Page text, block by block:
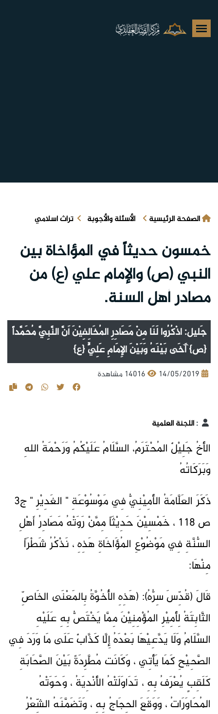
الصفحة الرئيسية الأسئلة والأجوبة تراث اسلامي
خمسون حديثاً في المؤاخاة بين
النبي (ص) والإمام علي (ع) من
مصادر أهل السنة.
جَليل: اذْكُرُوا لَنَا مِنْ مَصَادِرِ المُخَالِفِيْنَ أَنَّ النَّبِيَّ مُحَمَّداً
{ص} آَخَى بَيْنَهُ وَبَيْنَ الإِمَامِ عَلِيٍّ {ع}
14/05/2019 14016 مشاهدة
:اللجنة العلمية
الأَخُ جَلِيْلٌ المُحْتَرَمُ، السَّلَامُ عَلَيْكُمُ وَرَحْمَةُ اللهِ
وَبَرَكَاتُهُ
ذَكَرَ العَلَّامَةُ الأَمِيْنِيُّ فِي مَوْسُوْعَةِ " الغَدِيْرِ " ج3
ص 118 ، خَمْسِيْنَ حَدِيْثَاً مِمَّنْ رَوَتْهُ مَصَادِرُ أَهْلِ
السُّنَّةِ فِي مَوْضُوْعِ المُؤَاخَاةِ هَذِهِ ، نَذْكُرُ شَطْرَاً
مِنْهَا:
قَالَ (قُدِّسَ سِرُّهُ): (هَذِهِ الأُخُوَّةُ بِالمَعْنَى الخَاصِّ
الثَّابِتَةُ لِأَمِيْرِ المُؤْمِنِيْنَ مِمَّا يَخْتَصُّ بِهِ عَلَيْهِ
السَّلَامُ وَلَا يَدَّعِيْهَا بَعْدَهُ إِلَّا كَذَّابٌ عَلَى مَا وَرَدَ فِي
الصَّحِيْحِ كَمَا يَأْتِي ، وَكَانَت مُطَّرِدَةً بَيْنَ الصَّحَابَةِ
كَلَقِبٍ يُعْرَفُ بِهِ ، تَدَاوَلَتْهُ الأَنْدِيَةُ ، وَحَوَتْهُ
المُحَاوَرَاتُ ، وَوَقَعَ الحِجَاجُ بِهِ ، وَتَضَمَّنَهُ الشِّعْرُ